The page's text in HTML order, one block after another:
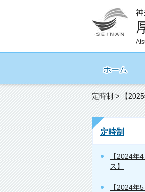
ホーム
定時制 > 【2025
定時制
【2024年
ス】
【2024年